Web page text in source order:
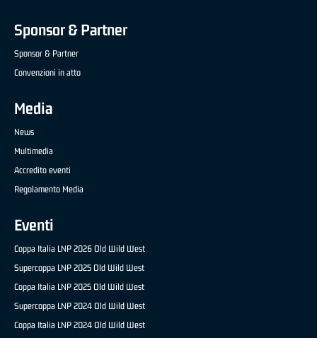
Sponsor & Partner
Sponsor & Partner
Convenzioni in atto
Media
News
Multimedia
Accredito eventi
Regolamento Media
Eventi
Coppa Italia LNP 2026 Old Wild West
Supercoppa LNP 2025 Old Wild West
Coppa Italia LNP 2025 Old Wild West
Supercoppa LNP 2024 Old Wild West
Coppa Italia LNP 2024 Old Wild West